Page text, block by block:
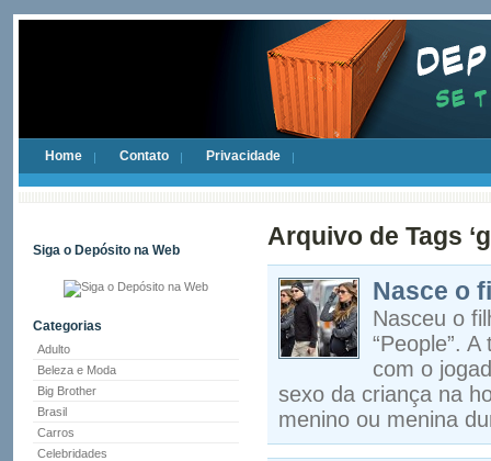
Home Contato Privacidade
Siga o Depósito na Web
Categorias
Adulto
Beleza e Moda
Big Brother
Brasil
Carros
Celebridades
Arquivo de Tags
Nasce o
Nasceu o
“People”.
com o
sexo da criança na
menino ou menina